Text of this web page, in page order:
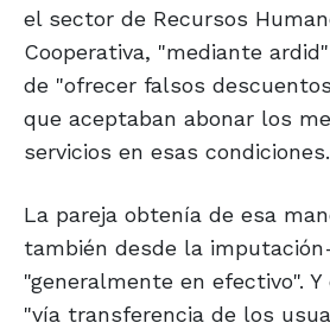
el sector de Recursos
Cooperativa, "mediante
de "ofrecer falsos
que aceptaban abonar los
servicios en esas condiciones.
La pareja obtenía de esa
también desde la
"generalmente en efectivo".
"vía transferencia de los